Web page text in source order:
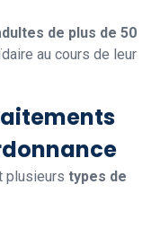
de plus de 50
au cours de leur
plusieurs types de